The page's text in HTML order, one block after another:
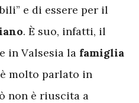
e di essere per il
. È suo, infatti, il
in Valsesia la famiglia
molto parlato in
non è riuscita a